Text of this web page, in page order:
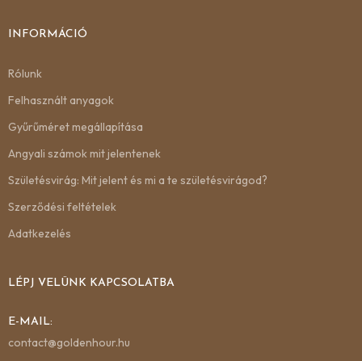
INFORMÁCIÓ
Rólunk
Felhasznált anyagok
Gyűrűméret megállapítása
Angyali számok mit jelentenek
Születésvirág: Mit jelent és mi a te születésvirágod?
Szerződési feltételek
Adatkezelés
LÉPJ VELÜNK KAPCSOLATBA
E-MAIL:
contact@goldenhour.hu